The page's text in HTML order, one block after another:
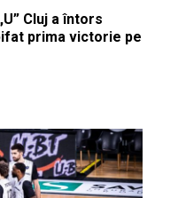
Cluj a întors
prima victorie pe